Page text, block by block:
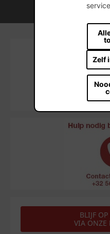
Zelf
Duurzame
BLIJF
VIA ONZE